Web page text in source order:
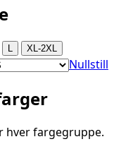
XL-2XL
Nullstill
hver fargegruppe.